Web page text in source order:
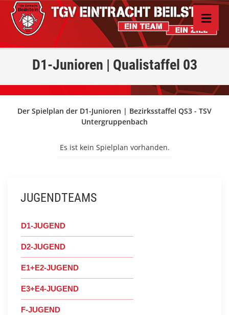
D1-Junioren | Qualistaffel 03
Der Spielplan der D1-Junioren | Bezirksstaffel QS3 - TSV
Untergruppenbach
Es ist kein Spielplan vorhanden.
JUGENDTEAMS
D1-JUGEND
D2-JUGEND
E1+E2-JUGEND
E3+E4-JUGEND
F-JUGEND